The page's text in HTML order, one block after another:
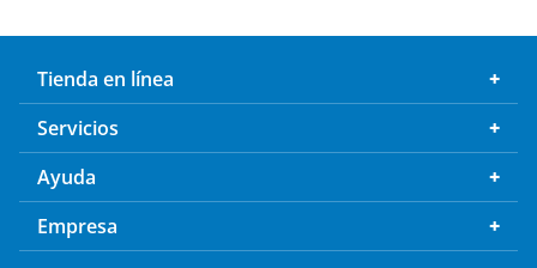
Tienda en línea
Servicios
Ayuda
Empresa